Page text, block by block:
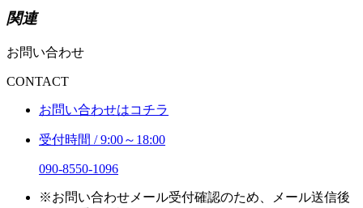
関連
お問い合わせ
CONTACT
お問い合わせはコチラ
受付時間 / 9:00～18:00
090-8550-1096
※お問い合わせメール受付確認のため、メール送信後